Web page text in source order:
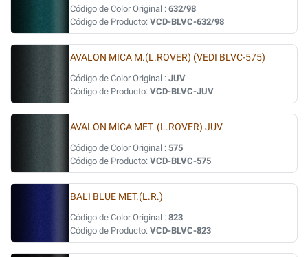
Código de Color Original : 632/98
Código de Producto: VCD-BLVC-632/98
AVALON MICA M.(L.ROVER) (VEDI BLVC-575)
Código de Color Original : JUV
Código de Producto: VCD-BLVC-JUV
AVALON MICA MET. (L.ROVER) JUV
Código de Color Original : 575
Código de Producto: VCD-BLVC-575
BALI BLUE MET.(L.R.)
Código de Color Original : 823
Código de Producto: VCD-BLVC-823